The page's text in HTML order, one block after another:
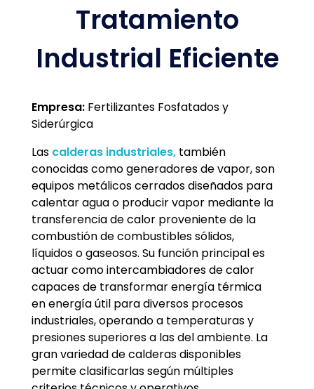
Tratamiento
Industrial Eficiente
Empresa: Fertilizantes Fosfatados y
Siderúrgica
Las calderas industriales, también
conocidas como generadores de vapor, son
equipos metálicos cerrados diseñados para
calentar agua o producir vapor mediante la
transferencia de calor proveniente de la
combustión de combustibles sólidos,
líquidos o gaseosos. Su función principal es
actuar como intercambiadores de calor
capaces de transformar energía térmica
en energía útil para diversos procesos
industriales, operando a temperaturas y
presiones superiores a las del ambiente. La
gran variedad de calderas disponibles
permite clasificarlas según múltiples